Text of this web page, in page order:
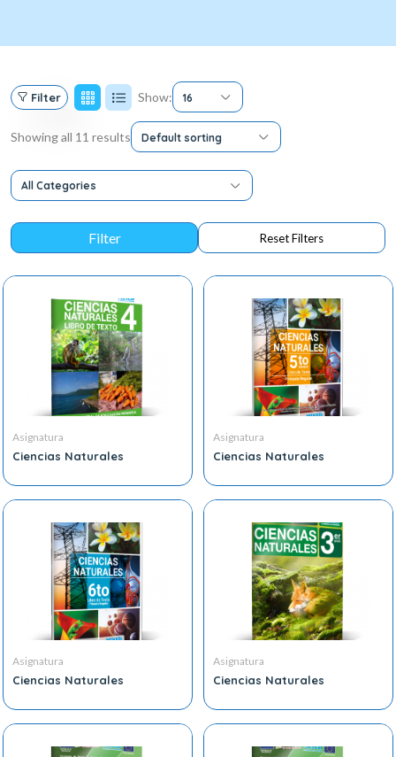
Filter Show: 16
Showing all 11 results Default sorting
All Categories
Asignatura
Ciencias Naturales
Asignatura
Ciencias Naturales
Asignatura
Ciencias Naturales
Asignatura
Ciencias Naturales